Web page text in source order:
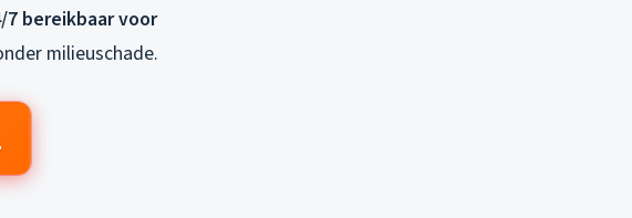
7 bereikbaar voor
milieuschade.